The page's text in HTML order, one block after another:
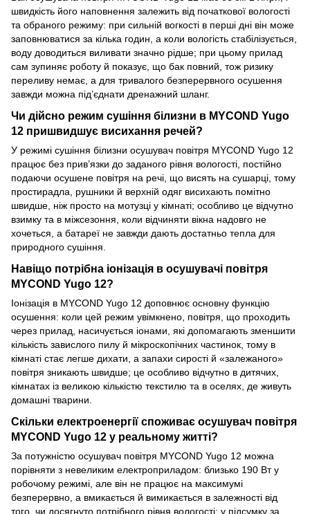
швидкість його наповнення залежить від початкової вологості
та обраного режиму: при сильній вогкості в перші дні він може
заповнюватися за кілька годин, а коли вологість стабілізується,
воду доводиться виливати значно рідше; при цьому прилад
сам зупиняє роботу й показує, що бак повний, тож ризику
переливу немає, а для тривалого безперервного осушення
завжди можна під’єднати дренажний шланг.
Чи дійсно режим сушіння білизни в MYCOND Yugo
12 пришвидшує висихання речей?
У режимі сушіння білизни осушувач повітря MYCOND Yugo 12
працює без прив’язки до заданого рівня вологості, постійно
подаючи осушене повітря на речі, що висять на сушарці, тому
простирадла, рушники й верхній одяг висихають помітно
швидше, ніж просто на мотузці у кімнаті; особливо це відчутно
взимку та в міжсезоння, коли відчиняти вікна надовго не
хочеться, а батареї не завжди дають достатньо тепла для
природного сушіння.
Навіщо потрібна іонізація в осушувачі повітря
MYCOND Yugo 12?
Іонізація в MYCOND Yugo 12 доповнює основну функцію
осушення: коли цей режим увімкнено, повітря, що проходить
через прилад, насичується іонами, які допомагають зменшити
кількість завислого пилу й мікроскопічних частинок, тому в
кімнаті стає легше дихати, а запахи сирості й «залежаного»
повітря зникають швидше; це особливо відчутно в дитячих,
кімнатах із великою кількістю текстилю та в оселях, де живуть
домашні тварини.
Скільки електроенергії споживає осушувач повітря
MYCOND Yugo 12 у реальному житті?
За потужністю осушувач повітря MYCOND Yugo 12 можна
порівняти з невеликим електроприладом: близько 190 Вт у
робочому режимі, але він не працює на максимумі
безперервно, а вмикається й вимикається в залежності від
того, чи досягнуто потрібного рівня вологості; у підсумку за